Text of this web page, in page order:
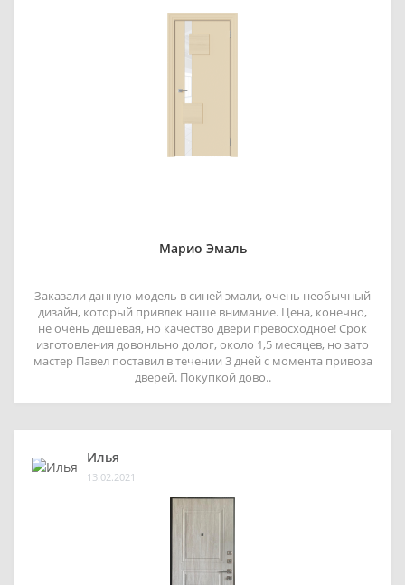
Марио Эмаль
Заказали данную модель в синей эмали, очень необычный
дизайн, который привлек наше внимание. Цена, конечно,
не очень дешевая, но качество двери превосходное! Срок
изготовления довонльно долог, около 1,5 месяцев, но зато
мастер Павел поставил в течении 3 дней с момента привоза
дверей. Покупкой дово..
Илья
13.02.2021